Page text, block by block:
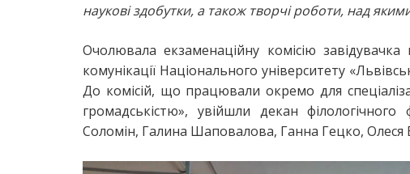
наукові здобутки, а також творчі роботи, над
Очолювала екзаменаційну комісію
комунікації Національного університету
До комісій, що працювали окремо для
громадськістю», увійшли декан
Соломін, Галина Шаповалова, Ганна Гецко,